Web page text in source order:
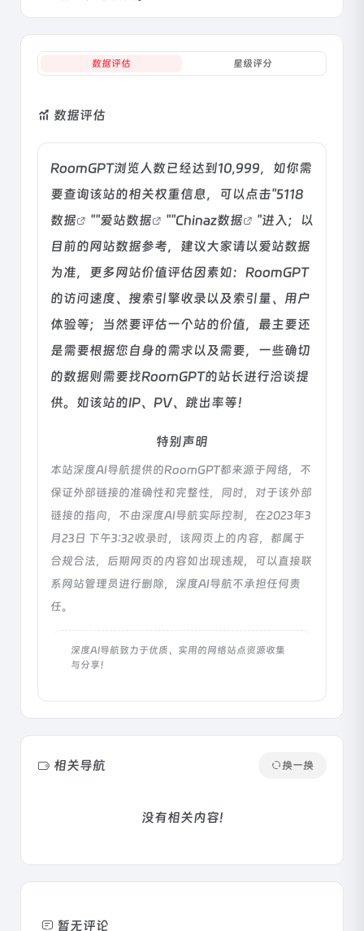
数据评估 星级评分
数据评估
RoomGPT浏览人数已经达到10,999，如你需
要查询该站的相关权重信息，可以点击"5118
数据
""爱站数据 ""Chinaz数据
"进入；以
目前的网站数据参考，建议大家请以爱站数据
为准，更多网站价值评估因素如：RoomGPT
的访问速度、搜索引擎收录以及索引量、用户
体验等；当然要评估一个站的价值，最主要还
是需要根据您自身的需求以及需要，一些确切
的数据则需要找RoomGPT的站长进行洽谈提
供。如该站的IP、PV、跳出率等！
特别声明
本站深度AI导航提供的RoomGPT都来源于网络，不
保证外部链接的准确性和完整性，同时，对于该外部
链接的指向，不由深度AI导航实际控制，在2023年3
月23日 下午3:32收录时，该网页上的内容，都属于
合规合法，后期网页的内容如出现违规，可以直接联
系网站管理员进行删除，深度AI导航不承担任何责
任。
深度AI导航致力于优质、实用的网络站点资源收集
与分享！
相关导航 换一换
没有相关内容!
暂无评论